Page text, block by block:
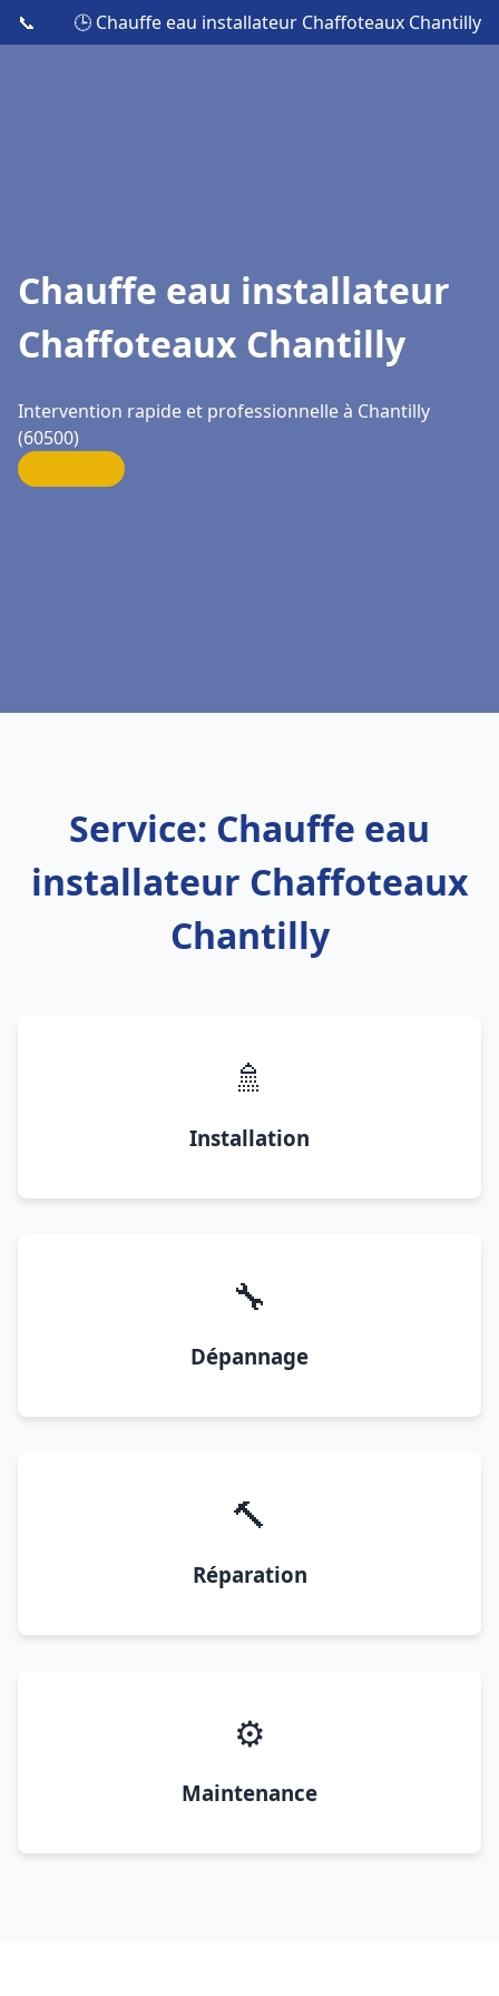
📞 🕒 Chauffe eau installateur Chaffoteaux Chantilly
Chauffe eau installateur
Chaffoteaux Chantilly
Intervention rapide et professionnelle à Chantilly
(60500)
Service: Chauffe eau
installateur Chaffoteaux
Chantilly
🚿
Installation
🔧
Dépannage
🔨
Réparation
⚙️
Maintenance